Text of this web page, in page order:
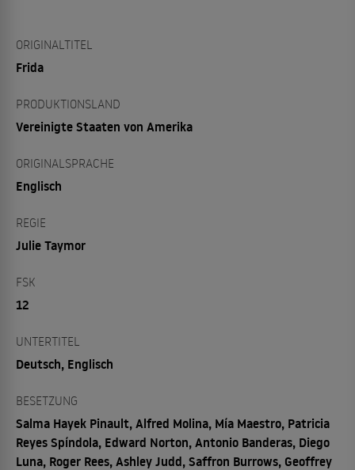
ORIGINALTITEL
Frida
PRODUKTIONSLAND
Vereinigte Staaten von Amerika
ORIGINALSPRACHE
Englisch
REGIE
Julie Taymor
FSK
12
UNTERTITEL
Deutsch, Englisch
BESETZUNG
Salma Hayek Pinault, Alfred Molina, Mía Maestro, Patricia
Reyes Spíndola, Edward Norton, Antonio Banderas, Diego
Luna, Roger Rees, Ashley Judd, Saffron Burrows, Geoffrey